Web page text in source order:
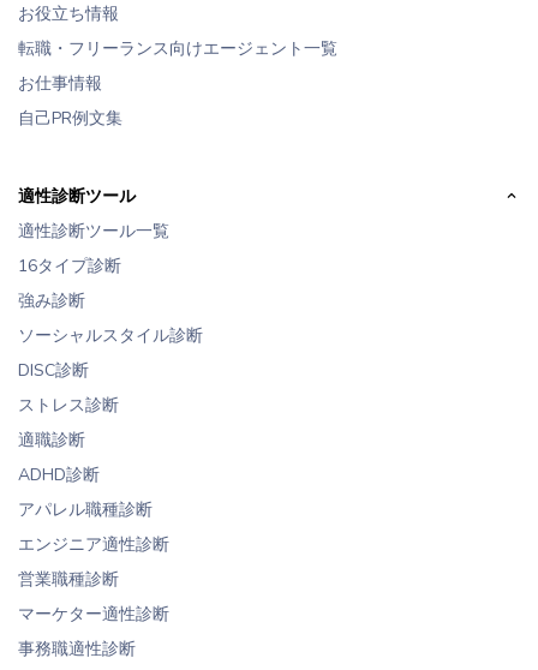
お役立ち情報
転職・フリーランス向けエージェント一覧
お仕事情報
自己PR例文集
適性診断ツール
適性診断ツール一覧
16タイプ診断
強み診断
ソーシャルスタイル診断
DISC診断
ストレス診断
適職診断
ADHD診断
アパレル職種診断
エンジニア適性診断
営業職種診断
マーケター適性診断
事務職適性診断